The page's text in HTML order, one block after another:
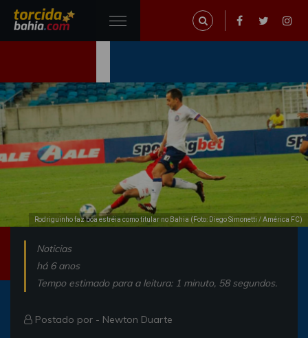
Rodriguinho faz boa estréia como titular no Bahia (Foto: Diego Simonetti / América FC)
Noticias
há 6 anos
Tempo estimado para a leitura: 1 minuto, 58 segundos.
Postado por - Newton Duarte